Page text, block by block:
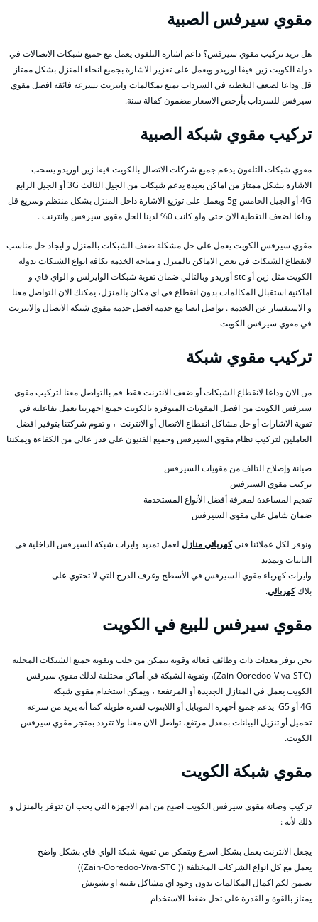
مقوي سيرفس الصبية
هل تريد تركيب مقوي سيرفس؟ داعم اشارة التلفون يعمل مع جميع شبكات الاتصالات في
دولة الكويت زين فيفا اوريدو ويعمل على تعزير الاشارة بجميع انحاء المنزل بشكل ممتاز
قل وداعا لضعف التغطية في السرداب تمتع بمكالمات وانترنت بسرعة فائقة افضل مقوي
سيرفس للسرداب بأرخص الاسعار مضمون كفالة سنة.
تركيب مقوي شبكة الصبية
مقوي شبكات التلفون يدعم جميع شركات الاتصال بالكويت فيفا زين اوريدو يسحب
الاشارة بشكل ممتاز من اماكن بعيدة يدعم شبكات من الجيل الثالث 3G أو الجيل الرابع
4G أو الجيل الخامس 5g ويعمل على توزيع الاشارة داخل المنزل بشكل منتظم وسريع قل
وداعا لضعف التغطية الان حتى ولو كانت 0% لدينا الحل مقوي سيرفس وانترنت .
مقوي سيرفس الكويت يعمل على حل مشكلة ضعف الشبكات بالمنزل و ايجاد حل مناسب
لانقطاع الشبكات في بعض الاماكن بالمنزل و متاحة الخدمة بكافة انواع الشبكات بدولة
الكويت مثل زين أو stc أوريدو وبالتالي ضمان تقوية شبكات الوايرلس و الواي فاي و
اماكنية استقبال المكالمات بدون انقطاع في اي مكان بالمنزل، يمكنك الان التواصل معنا
و الاستفسار عن الخدمة . تواصل ايضا مع خدمة افضل خدمة مقوي شبكة الاتصال والانترنت
في مقوي سيرفس الكويت
تركيب مقوي شبكة
من الان وداعا لانقطاع الشبكات أو ضعف الانترنت فقط قم بالتواصل معنا لتركيب مقوي
سيرفس الكويت من افضل المقويات المتوفرة بالكويت جميع اجهزتنا تعمل بفاعلية في
تقوية الاشارات أو حل مشاكل انقطاع الاتصال أو الانترنت ، و تقوم شركتنا بتوفير افضل
العاملين لتركيب نظام مقوي السيرفس وجميع الفنيون على قدر عالي من الكفاءة ويمكننا
صيانة وإصلاح التالف من مقويات السيرفس
تركيب مقوي السيرفس
تقديم المساعدة لمعرفة أفضل الأنواع المستخدمة
ضمان شامل على مقوي السيرفس
ونوفر لكل عملائنا فنيكهربائي منازل لعمل تمديد وايرات شبكة السيرفس الداخلية في
البايبات وتمديد
وايرات كهرباء مقوي السيرفس في الأسطح وغرف الدرج التي لا تحتوي على
بلاككهربائي.
مقوي سيرفس للبيع في الكويت
نحن نوفر معدات ذات وظائف فعالة وقوية تتمكن من جلب وتقوية جميع الشبكات المحلية
(Zain-Ooredoo-Viva-STC)، وتقوية الشبكة في أماكن مختلفة لذلك مقوي سيرفس
الكويت يعمل في المنازل الجديدة أو المرتفعة ، ويمكن استخدام مقوي شبكة
4G أو G5 يدعم جميع أجهزة الموبايل أو اللابتوب لفترة طويلة كما أنه يزيد من سرعة
تحميل أو تنزيل البيانات بمعدل مرتفع، تواصل الان معنا ولا تتردد بمتجر مقوي سيرفس
الكويت.
مقوي شبكة الكويت
تركيب وصانة مقوي سيرفس الكويت اصبح من اهم الاجهزة التي يجب ان تتوفر بالمنزل و
ذلك لأنه :
يجعل الانترنت يعمل بشكل اسرع ويتمكن من تقوية شبكة الواي فاي بشكل واضح
يعمل مع كل انواع الشركات المختلفة (( Zain-Ooredoo-Viva-STC))
يضمن لكم اكمال المكالمات بدون وجود اي مشاكل تقنية او تشويش
يمتاز بالقوة و القدرة على تحل ضغط الاستخدام